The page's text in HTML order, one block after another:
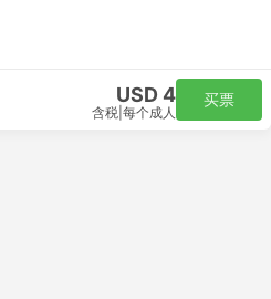
USD 4
含税 每个成人
买票